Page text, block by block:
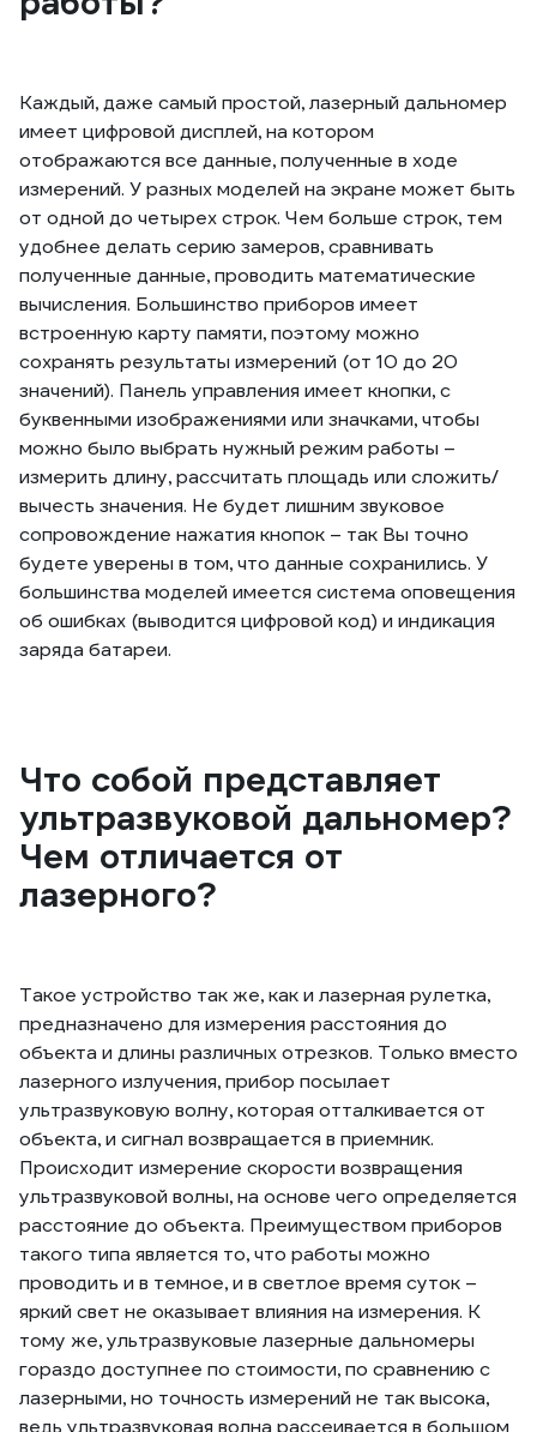
Каждый, даже самый простой, лазерный дальномер
имеет цифровой дисплей, на котором
отображаются все данные, полученные в ходе
измерений. У разных моделей на экране может быть
от одной до четырех строк. Чем больше строк, тем
удобнее делать серию замеров, сравнивать
полученные данные, проводить математические
вычисления. Большинство приборов имеет
встроенную карту памяти, поэтому можно
сохранять результаты измерений (от 10 до 20
значений). Панель управления имеет кнопки, с
буквенными изображениями или значками, чтобы
можно было выбрать нужный режим работы –
измерить длину, рассчитать площадь или сложить/
вычесть значения. Не будет лишним звуковое
сопровождение нажатия кнопок – так Вы точно
будете уверены в том, что данные сохранились. У
большинства моделей имеется система оповещения
об ошибках (выводится цифровой код) и индикация
заряда батареи.
Что собой представляет
ультразвуковой дальномер?
Чем отличается от
лазерного?
Такое устройство так же, как и лазерная рулетка,
предназначено для измерения расстояния до
объекта и длины различных отрезков. Только вместо
лазерного излучения, прибор посылает
ультразвуковую волну, которая отталкивается от
объекта, и сигнал возвращается в приемник.
Происходит измерение скорости возвращения
ультразвуковой волны, на основе чего определяется
расстояние до объекта. Преимуществом приборов
такого типа является то, что работы можно
проводить и в темное, и в светлое время суток –
яркий свет не оказывает влияния на измерения. К
тому же, ультразвуковые лазерные дальномеры
гораздо доступнее по стоимости, по сравнению с
лазерными, но точность измерений не так высока,
ведь ультразвуковая волна рассеивается в большом